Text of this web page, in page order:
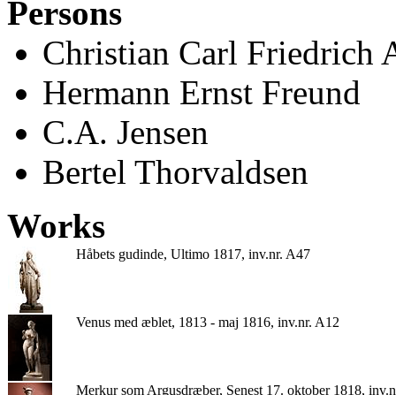
Persons
Christian Carl Friedrich
Hermann Ernst Freund
C.A. Jensen
Bertel Thorvaldsen
Works
Håbets gudinde, Ultimo 1817, inv.nr. A47
Venus med æblet, 1813 - maj 1816, inv.nr. A12
Merkur som Argusdræber, Senest 17. oktober 1818,